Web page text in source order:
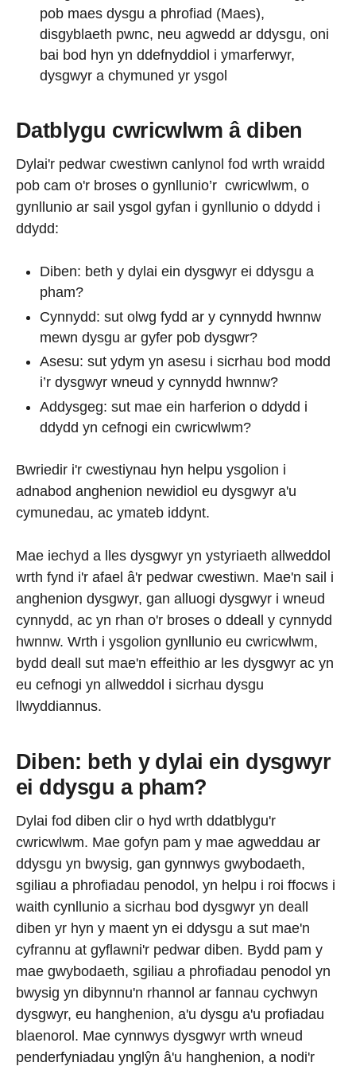
pob maes dysgu a phrofiad (Maes),
disgyblaeth pwnc, neu agwedd ar ddysgu, oni
bai bod hyn yn ddefnyddiol i ymarferwyr,
dysgwyr a chymuned yr ysgol
Datblygu cwricwlwm â diben
Dylai'r pedwar cwestiwn canlynol fod wrth wraidd
pob cam o'r broses o gynllunio’r cwricwlwm, o
gynllunio ar sail ysgol gyfan i gynllunio o ddydd i
ddydd:
Diben: beth y dylai ein dysgwyr ei ddysgu a
pham?
Cynnydd: sut olwg fydd ar y cynnydd hwnnw
mewn dysgu ar gyfer pob dysgwr?
Asesu: sut ydym yn asesu i sicrhau bod modd
i’r dysgwyr wneud y cynnydd hwnnw?
Addysgeg: sut mae ein harferion o ddydd i
ddydd yn cefnogi ein cwricwlwm?
Bwriedir i'r cwestiynau hyn helpu ysgolion i
adnabod anghenion newidiol eu dysgwyr a'u
cymunedau, ac ymateb iddynt.
Mae iechyd a lles dysgwyr yn ystyriaeth allweddol
wrth fynd i'r afael â'r pedwar cwestiwn. Mae'n sail i
anghenion dysgwyr, gan alluogi dysgwyr i wneud
cynnydd, ac yn rhan o'r broses o ddeall y cynnydd
hwnnw. Wrth i ysgolion gynllunio eu cwricwlwm,
bydd deall sut mae'n effeithio ar les dysgwyr ac yn
eu cefnogi yn allweddol i sicrhau dysgu
llwyddiannus.
Diben: beth y dylai ein dysgwyr
ei ddysgu a pham?
Dylai fod diben clir o hyd wrth ddatblygu'r
cwricwlwm. Mae gofyn pam y mae agweddau ar
ddysgu yn bwysig, gan gynnwys gwybodaeth,
sgiliau a phrofiadau penodol, yn helpu i roi ffocws i
waith cynllunio a sicrhau bod dysgwyr yn deall
diben yr hyn y maent yn ei ddysgu a sut mae'n
cyfrannu at gyflawni'r pedwar diben. Bydd pam y
mae gwybodaeth, sgiliau a phrofiadau penodol yn
bwysig yn dibynnu'n rhannol ar fannau cychwyn
dysgwyr, eu hanghenion, a'u dysgu a'u profiadau
blaenorol. Mae cynnwys dysgwyr wrth wneud
penderfyniadau ynglŷn â'u hanghenion, a nodi'r